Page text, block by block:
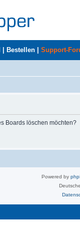
Bestellen Support-
Boards löschen möchten?
Powered by